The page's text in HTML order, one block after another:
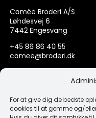
For at give dig de bedste
cookies til at gemme og/
Camée Broderi A/S
Løhdesvej 6
7442 Engesvang
+45 86 86 40 55
camee@broderi.dk
Links